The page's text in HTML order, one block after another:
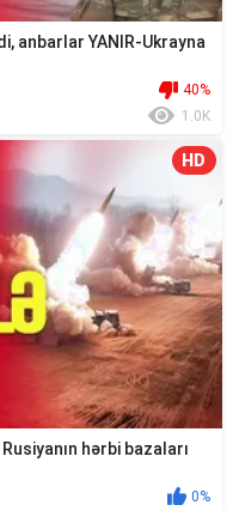
anbarlar YANIR-Ukrayna
40%
1.0K
HD
hərbi bazaları
0%